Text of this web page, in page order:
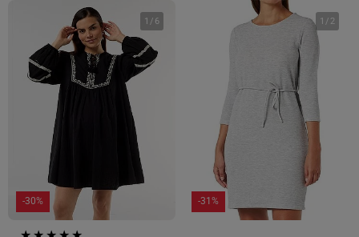
1 / 6
-30%
1 / 2
-31%